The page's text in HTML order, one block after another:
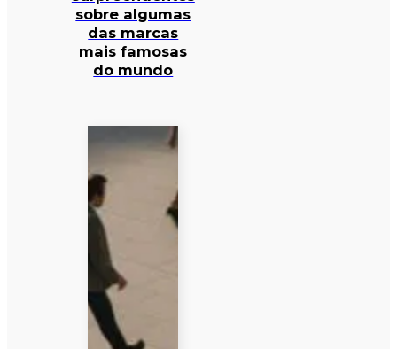
sobre algumas
das marcas
mais famosas
do mundo